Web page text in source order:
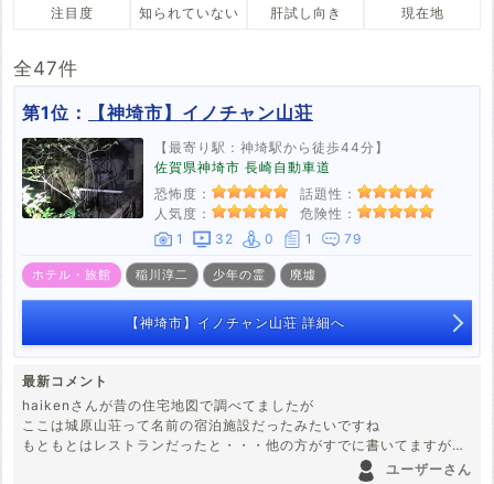
注目度
知られていない 肝試し向き 現在地
全47件
第1位：
【神埼市】イノチャン山荘
【最寄り駅：神埼駅から徒歩44分】
佐賀県神埼市 長崎自動車道
恐怖度：
話題性：
人気度：
危険性：
1
32 0 1 79
ホテル・旅館 稲川淳二 少年の霊 廃墟
【神埼市】イノチャン山荘 詳細へ
最新コメント
haikenさんが昔の住宅地図で調べてましたが
ここは城原山荘って名前の宿泊施設だったみたいですね
もともとはレストランだったと・・・他の方がすでに書いてますが高
ユーザーさん